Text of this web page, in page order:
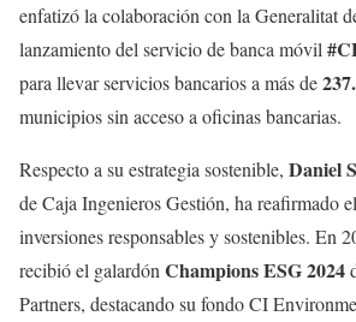
enfatizó la colaboración con la Generalitat
lanzamiento del servicio de banca móvil
para llevar servicios bancarios a más de
municipios sin acceso a oficinas bancarias.
Respecto a su estrategia sostenible, Daniel
de Caja Ingenieros Gestión, ha reafirmado
inversiones responsables y sostenibles. En
recibió el galardón Champions ESG 2024
Partners, destacando su fondo CI